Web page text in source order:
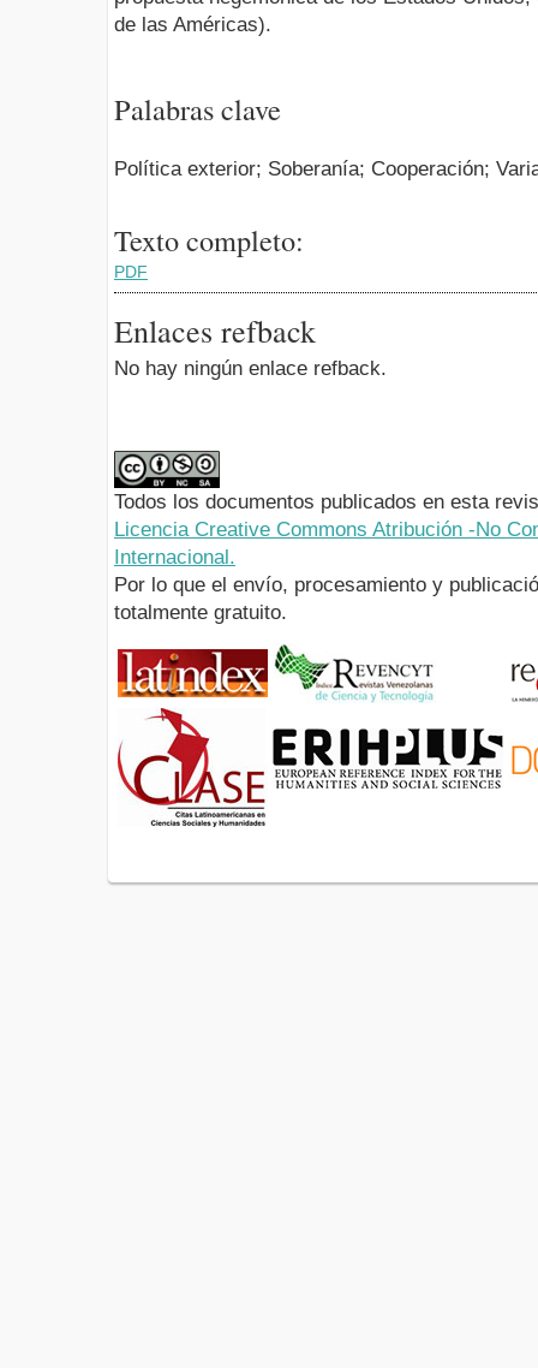
de las Américas).
Palabras clave
Política exterior; Soberanía; Cooperación;
Texto completo:
PDF
Enlaces refback
No hay ningún enlace refback.
Todos los documentos publicados en esta
Licencia Creative Commons Atribución -No
Internacional.
Por lo que el envío, procesamiento y
totalmente gratuito.